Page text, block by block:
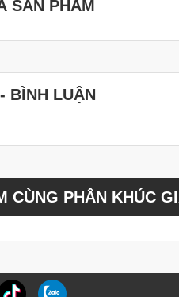
SẢN PHẨM
BÌNH LUẬN
CÙNG PHÂN KHÚC